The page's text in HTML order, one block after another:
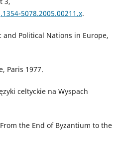
5078.2005.00211.x.
and Political Nations in Europe,
Paris 1977.
celtyckie na Wyspach
the End of Byzantium to the